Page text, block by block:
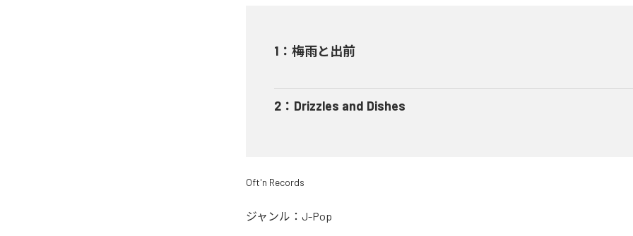
1 ： 梅雨と出前
2 ： Drizzles and Dishes
Oft'n Records
ジャンル： J-Pop